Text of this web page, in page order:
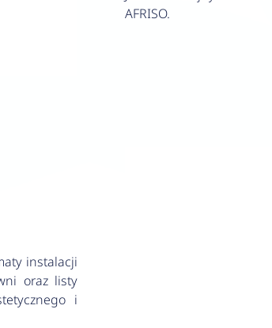
AFRISO.
instalacji
oraz listy
i